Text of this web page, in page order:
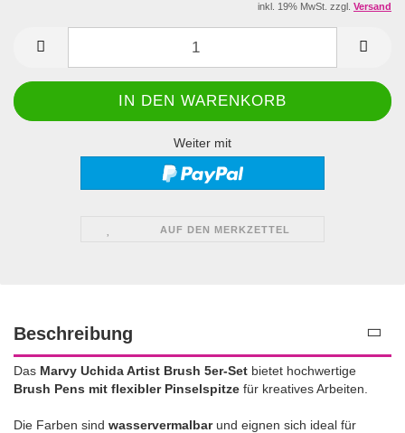
inkl. 19% MwSt. zzgl. Versand
Weiter mit
AUF DEN MERKZETTEL
Beschreibung
Das Marvy Uchida Artist Brush 5er-Set bietet hochwertige
Brush Pens mit flexibler Pinselspitze für kreatives Arbeiten.
Die Farben sind wasservermalbarund eignen sich ideal für